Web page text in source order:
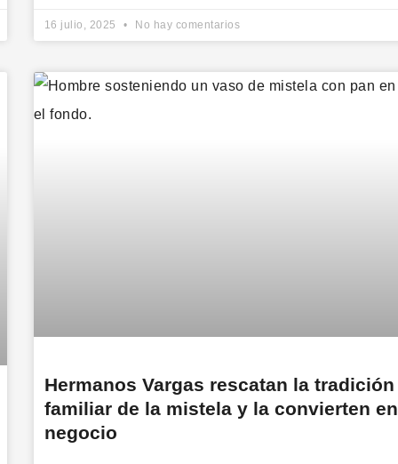
16 julio, 2025 No hay comentarios
Hermanos Vargas rescatan la tradición
familiar de la mistela y la convierten en
negocio